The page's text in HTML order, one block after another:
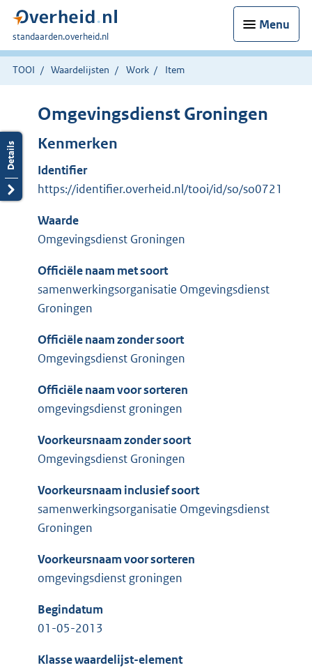
Menu
U
bent
hier:
standaarden.overheid.nl
TOOI Waardelijsten Work Item
Omgevingsdienst Groningen
Kenmerken
Identifier
https://identifier.overheid.nl/tooi/id/so/so0721
Waarde
Omgevingsdienst Groningen
Officiële naam met soort
samenwerkingsorganisatie Omgevingsdienst
Groningen
Officiële naam zonder soort
Omgevingsdienst Groningen
Officiële naam voor sorteren
omgevingsdienst groningen
Voorkeursnaam zonder soort
Omgevingsdienst Groningen
Voorkeursnaam inclusief soort
samenwerkingsorganisatie Omgevingsdienst
Groningen
Voorkeursnaam voor sorteren
omgevingsdienst groningen
Begindatum
01-05-2013
Klasse waardelijst-element